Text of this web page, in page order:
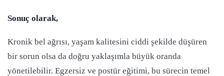
Sonuç olarak,
Kronik bel ağrısı, yaşam kalitesini ciddi şekilde düşüren
bir sorun olsa da doğru yaklaşımla büyük oranda
yönetilebilir. Egzersiz ve postür eğitimi, bu sürecin temel